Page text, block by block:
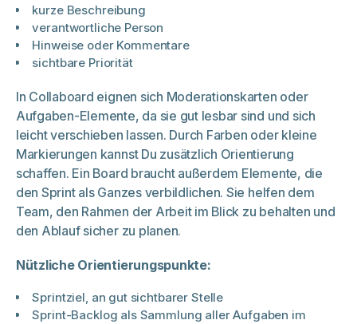
kurze Beschreibung
verantwortliche Person
Hinweise oder Kommentare
sichtbare Priorität
In Collaboard eignen sich Moderationskarten oder
Aufgaben-Elemente, da sie gut lesbar sind und sich
leicht verschieben lassen. Durch Farben oder kleine
Markierungen kannst Du zusätzlich Orientierung
schaffen. Ein Board braucht außerdem Elemente, die
den Sprint als Ganzes verbildlichen. Sie helfen dem
Team, den Rahmen der Arbeit im Blick zu behalten und
den Ablauf sicher zu planen.
Nützliche Orientierungspunkte:
Sprintziel, an gut sichtbarer Stelle
Sprint-Backlog als Sammlung aller Aufgaben im